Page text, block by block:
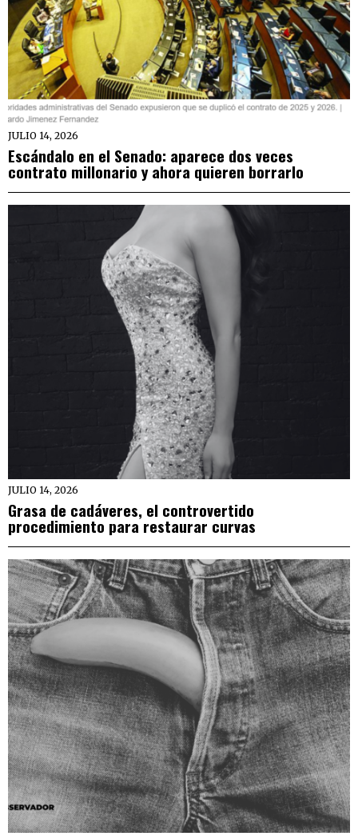
JULIO 14, 2026
Escándalo en el Senado: aparece dos veces
contrato millonario y ahora quieren borrarlo
JULIO 14, 2026
Grasa de cadáveres, el controvertido
procedimiento para restaurar curvas